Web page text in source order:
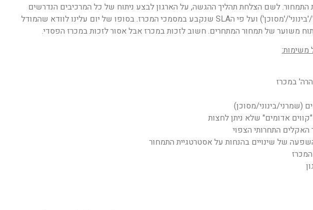
התמחור. לשם הצלחת תהליך ההגשה, על הארגון לבצע ניתוח של כל המרכיבים הנדרשים
לפי מספר תרחישי מימוש בפועל ('שמרני'/'בינוני'/'מסוכן') ועל פי הSLA שנקבע במסמכי המכרז. בסופו של יום עלינו לוודא שהמודל
משוער של תמחור המתחרים. חשוב לזכות במכרז אבל אסור לזכות במכרז הפסדי.
במכרז
(שמרני/בינוני/מסוכן)
אדומים" שלא ניתן לחצות
התחרותי הצפוי
של שינויים בהנחות על אסטרטגיית התמחור